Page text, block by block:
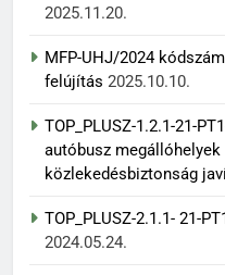
2025.11.20.
MFP-UHJ/2024
felújítás 2025.10.10.
TOP_PLUSZ-1.2.1-21-
autóbusz
közlekedésbiztonság
TOP_PLUSZ-2.1.1- 21-
2024.05.24.